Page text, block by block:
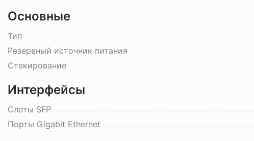
Основные
Тип
Резервный источник питания
Стекирование
Интерфейсы
Слоты SFP
Порты Gigabit Ethernet